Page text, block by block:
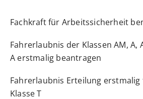
Fachkraft für Arbeitssicherheit
Fahrerlaubnis der Klassen AM, A,
A erstmalig beantragen
Fahrerlaubnis Erteilung erstmalig
Klasse T